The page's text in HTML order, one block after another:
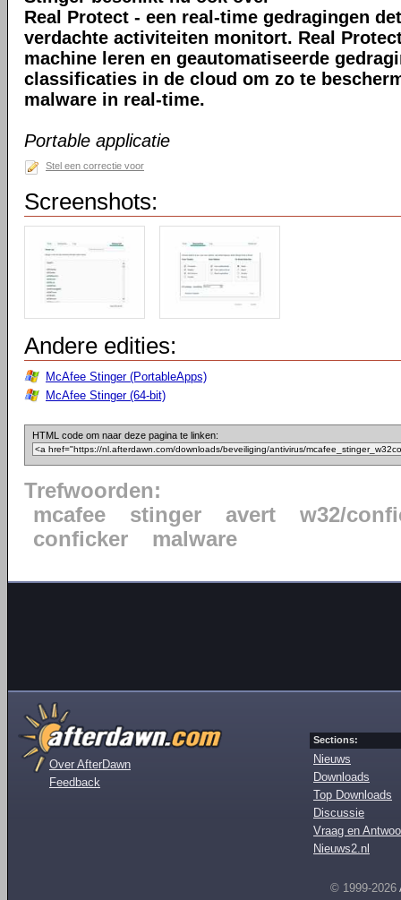
Real Protect - een real-time gedragingen
verdachte activiteiten monitort. Real
machine leren en geautomatiseerde
classificaties in de cloud om zo te
malware in real-time.
Portable applicatie
Stel een correctie voor
Screenshots:
Andere edities:
McAfee Stinger (PortableApps)
McAfee Stinger (64-bit)
HTML code om naar deze pagina te linken:
Trefwoorden:
mcafee
stinger avert
w32/
conficker
malware
Over AfterDawn
Feedback
Sections:
Nieuws
Downloads
Top Downloads
Discussie
Vraag en
Nieuws2.nl
© 1999-2026